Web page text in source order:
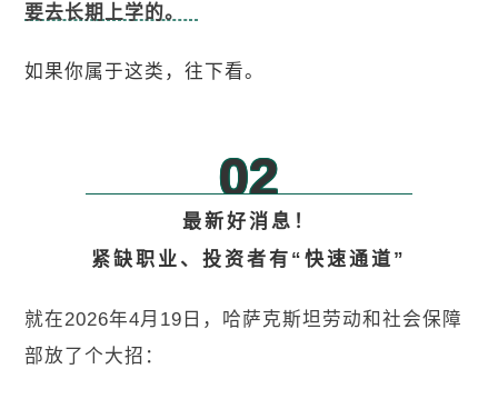
要去长期上学的。
如果你属于这类，往下看。
02
最新好消息！
紧缺职业、投资者有“快速通道”
就在2026年4月19日，哈萨克斯坦劳动和社会保障
部放了个大招：